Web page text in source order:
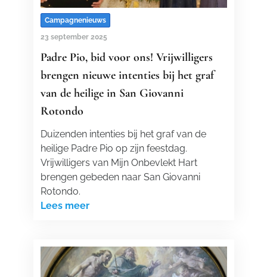
Campagnenieuws
23 september 2025
Padre Pio, bid voor ons! Vrijwilligers
brengen nieuwe intenties bij het graf
van de heilige in San Giovanni
Rotondo
Duizenden intenties bij het graf van de
heilige Padre Pio op zijn feestdag.
Vrijwilligers van Mijn Onbevlekt Hart
brengen gebeden naar San Giovanni
Rotondo.
Lees meer